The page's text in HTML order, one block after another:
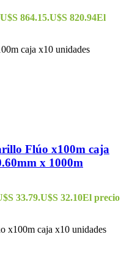
864.15.U$S 820.94El
caja x10 unidades
Flúo x100m caja
x 1000m
33.79.U$S 32.10El precio
x100m caja x10 unidades